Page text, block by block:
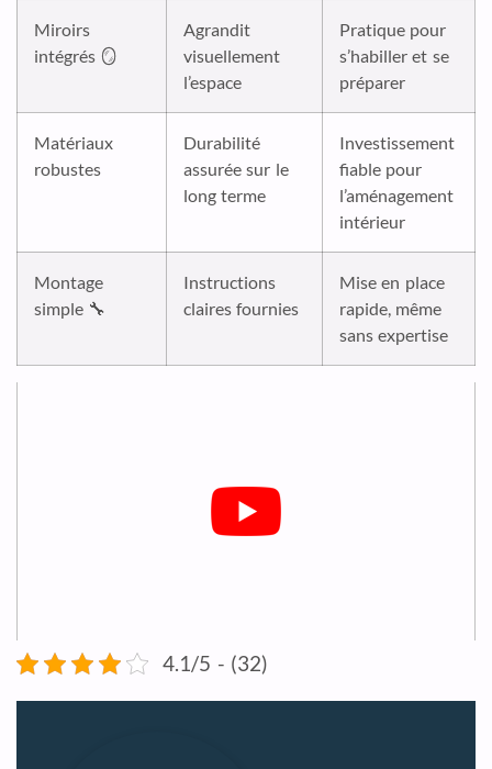
Miroirs
intégrés 🪞
Agrandit
visuellement
l’espace
Pratique pour
s’habiller et se
préparer
Matériaux
robustes
Durabilité
assurée sur le
long terme
Investissement
fiable pour
l’aménagement
intérieur
Montage
simple 🔧
Instructions
claires fournies
Mise en place
rapide, même
sans expertise
4.1/5 - (32)